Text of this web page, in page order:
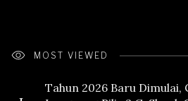
MOST VIEWED
Tahun 2026 Baru Dimulai,